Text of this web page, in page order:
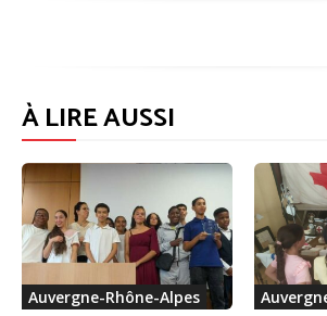
À LIRE AUSSI
Auvergne-Rhône-Alpes